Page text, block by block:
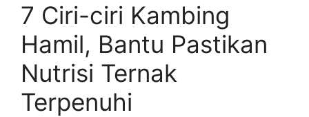
7 Ciri-ciri Kambing
Hamil, Bantu Pastikan
Nutrisi Ternak
Terpenuhi